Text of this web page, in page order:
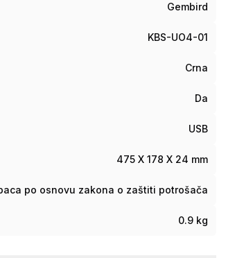
Gembird
KBS-UO4-01
Crna
Da
USB
475 X 178 X 24 mm
po osnovu zakona o zaštiti potrošača
0.9 kg